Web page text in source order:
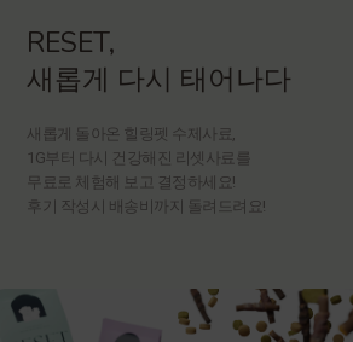
RESET,
새롭게 다시 태어나다
새롭게 돌아온 힐링펫 수제사료,
1G부터 다시 건강해진 리셋사료를
무료로 체험해 보고 결정하세요!
후기 작성시 배송비까지 돌려드려요!